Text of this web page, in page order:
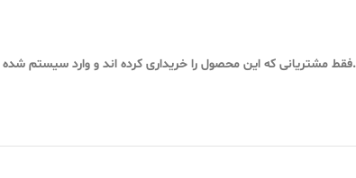
.فقط مشتریانی که این محصول را خریداری کرده اند و وارد سیستم شده